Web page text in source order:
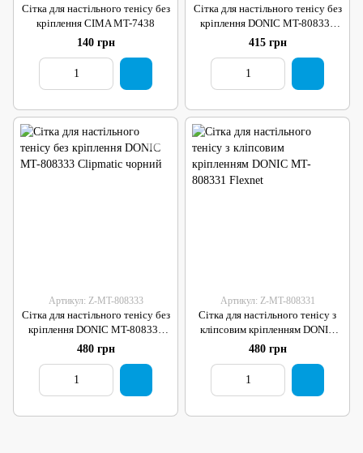
Сітка для настільного тенісу без
кріплення CIMA MT-7438
140 грн
Сітка для настільного тенісу без
кріплення DONIC MT-808332
Nylon чорний
415 грн
Артикул: Z-MT-808333
Сітка для настільного тенісу без
кріплення DONIC MT-808333
Clipmatic чорний
480 грн
Артикул: Z-MT-808331
Сітка для настільного тенісу з
кліпсовим кріпленням DONIC
MT-808331 Flexnet
480 грн